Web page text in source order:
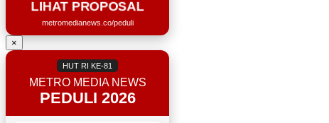
LIHAT PROPOSAL
metromedianews.co/peduli
×
HUT RI KE-81
METRO MEDIA NEWS
PEDULI 2026